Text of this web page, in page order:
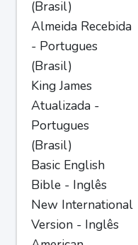
(Brasil)
Almeida Recebida
- Portugues
(Brasil)
King James
Atualizada -
Portugues
(Brasil)
Basic English
Bible - Inglês
New International
Version - Inglês